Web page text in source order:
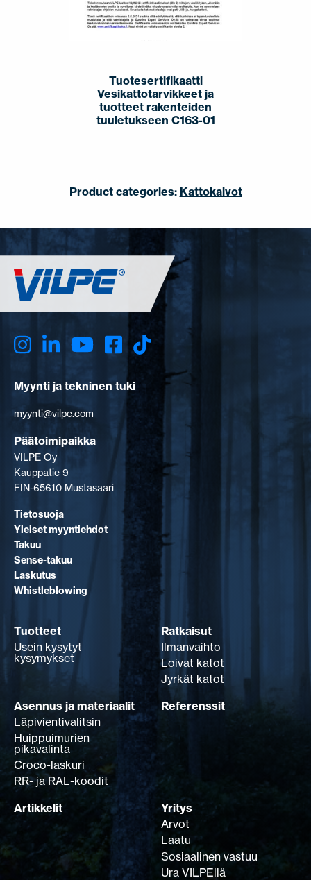
Tuotesertifikaatti
Vesikattotarvikkeet ja
tuotteet rakenteiden
tuuletukseen C163-01
Product categories: Kattokaivot
Myynti ja tekninen tuki
myynti@vilpe.com
Päätoimipaikka
VILPE Oy
Kauppatie 9
FIN-65610 Mustasaari
Tietosuoja
Yleiset myyntiehdot
Takuu
Sense-takuu
Laskutus
Whistleblowing
Tuotteet
Usein kysytyt
kysymykset
Ratkaisut
Ilmanvaihto
Loivat katot
Jyrkät katot
Asennus ja materiaalit
Läpivientivalitsin
Huippuimurien
pikavalinta
Croco-laskuri
RR- ja RAL-koodit
Referenssit
Artikkelit
Yritys
Arvot
Laatu
Sosiaalinen vastuu
Ura VILPEllä